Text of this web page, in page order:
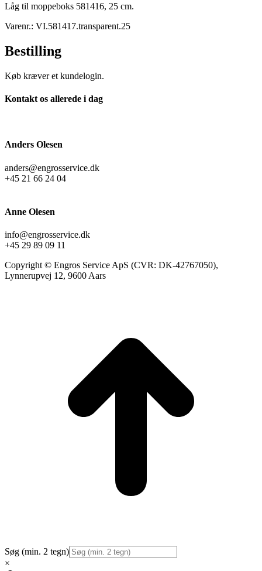
Låg til moppeboks 581416, 25 cm.
Varenr.: VI.581417.transparent.25
Bestilling
Køb kræver et kundelogin.
Kontakt os allerede i dag
Anders Olesen
anders@engrosservice.dk
+45 21 66 24 04
Anne Olesen
info@engrosservice.dk
+45 29 89 09 11
Copyright © Engros Service ApS (CVR: DK-42767050),
Lynnerupvej 12, 9600 Aars
Søg (min. 2 tegn)
×